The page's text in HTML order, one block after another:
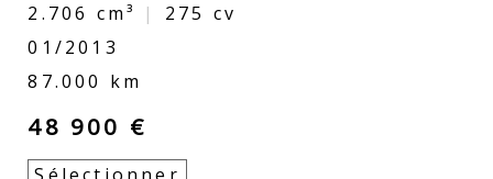
2.706 cm³ | 275 cv
01/2013
87.000 km
48 900 €